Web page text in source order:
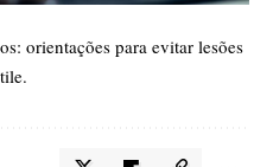
orientações para evitar lesões
.